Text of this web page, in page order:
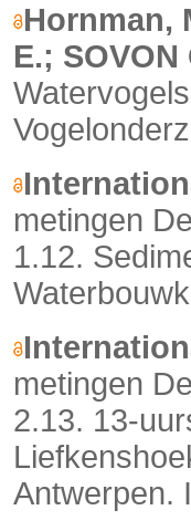
Hornman,
E.;
metingen
1.12.
metingen
2.13. 13-
Antwerpen.